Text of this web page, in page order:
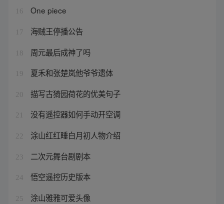
16 One piece
17 海贼王停播公告
18 周元最后成神了吗
19 夏禾和张楚岚他爷爷遗体
20 描写古猗园荷花的优美句子
21 没有遥控器如何手动开空调
22 涂山红红睡白月初人物介绍
23 二次元舞台剧剧本
24 悟空遥控历史版本
25 涂山雅雅可爱头像